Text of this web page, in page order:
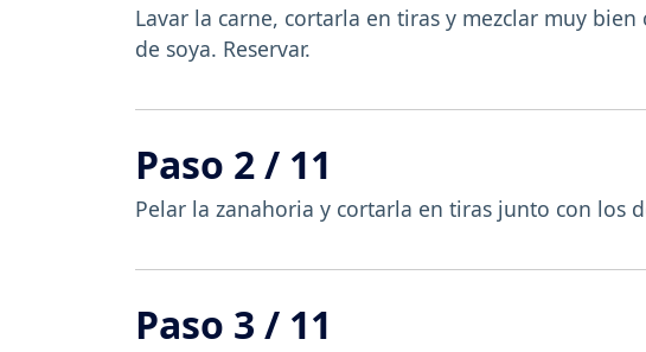
Lavar la carne, cortarla en tiras y mezclar muy
de soya. Reservar.
Paso 2 / 11
Pelar la zanahoria y cortarla en tiras junto con los
Paso 3 / 11